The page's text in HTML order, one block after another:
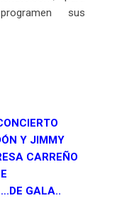
sus
Y JIMMY
CARREÑO
GALA..